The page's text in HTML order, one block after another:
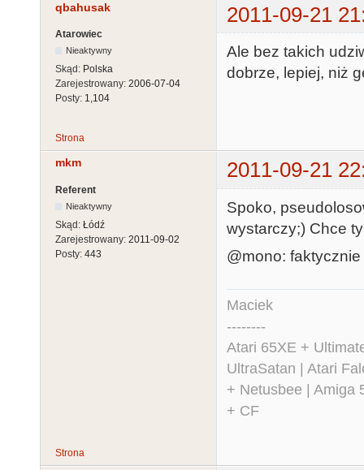
qbahusak 2011-09-21
Atarowiec
Nieaktywny
Skąd: Polska
Zarejestrowany: 2006-07-04
Posty: 1,104
Ale bez takich
dobrze, lepiej, niż
Strona
mkm 2011-09-21
Referent
Nieaktywny
Skąd: Łódź
Zarejestrowany: 2011-09-02
Posty: 443
Spoko,
wystarczy;) Chce
@mono:
Maciek
--------
Atari 65XE +
UltraSatan | Atari
+ Netusbee | Amiga
+ CF
Strona